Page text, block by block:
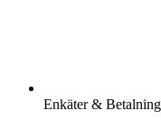
Enkäter &